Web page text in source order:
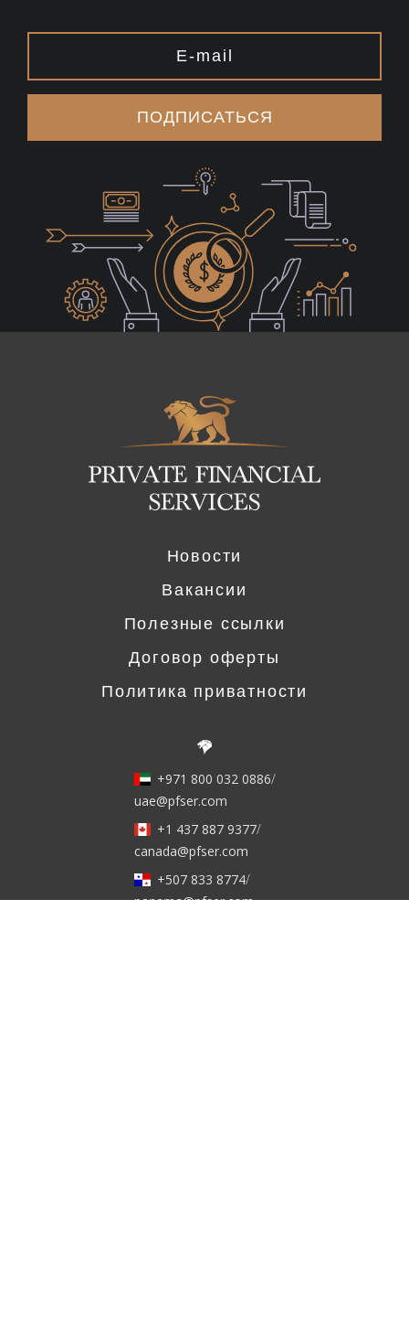
ПОДПИСАТЬСЯ
Новости
Вакансии
Полезные ссылки
Договор оферты
Политика приватности
+971 800 032 0886/
uae@pfser.com
+1 437 887 9377/
canada@pfser.com
+507 833 8774/
panama@pfser.com